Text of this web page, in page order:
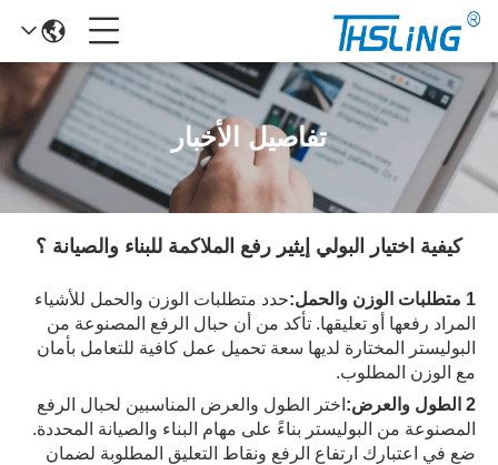
تفاصيل الأخبار
كيفية اختيار البولي إيثير رفع الملاكمة للبناء والصيانة ؟
1 متطلبات الوزن والحمل:
حدد متطلبات الوزن والحمل للأشياء
المراد رفعها أو تعليقها. تأكد من أن حبال الرفع المصنوعة من
البوليستر المختارة لديها سعة تحميل عمل كافية للتعامل بأمان
مع الوزن المطلوب.
2 الطول والعرض:
اختر الطول والعرض المناسبين لحبال الرفع
المصنوعة من البوليستر بناءً على مهام البناء والصيانة المحددة.
ضع في اعتبارك ارتفاع الرفع ونقاط التعليق المطلوبة لضمان